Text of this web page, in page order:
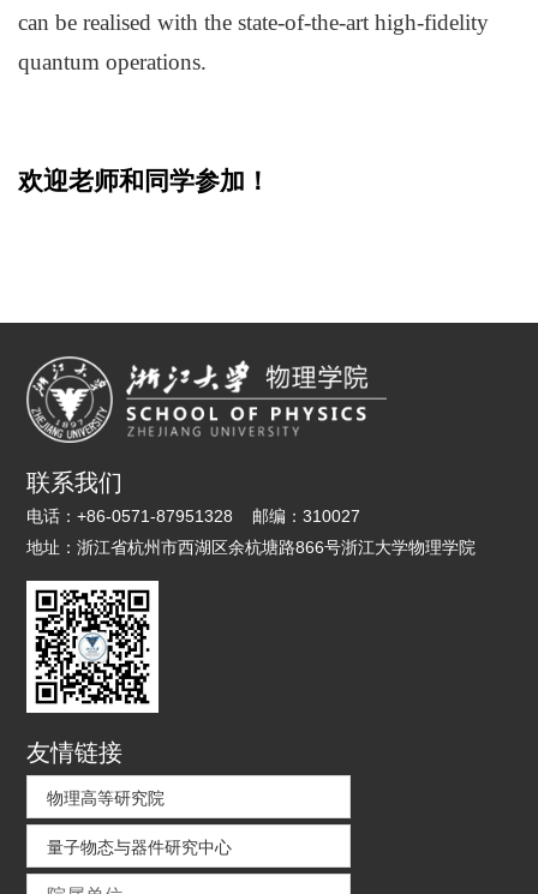
can be realised with the state-of-the-art high-fidelity
quantum operations.
欢迎老师和同学参加！
联系我们
电话：+86-0571-87951328 邮编：310027
地址：浙江省杭州市西湖区余杭塘路866号浙江大学物理学院
友情链接
物理高等研究院
量子物态与器件研究中心